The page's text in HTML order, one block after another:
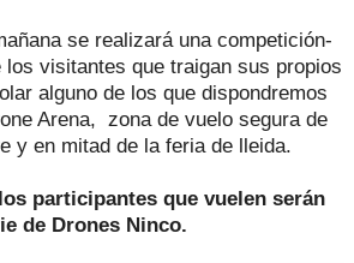
se realizará una competición-
los visitantes que traigan sus propios
alguno de los que dispondremos
Arena, zona de vuelo segura de
y en mitad de la feria de lleida.
participantes que vuelen serán
de Drones Ninco.